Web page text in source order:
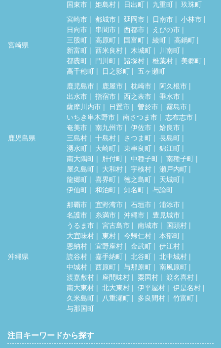
国東市
姫島村 日出町 九重町 玖珠町
宮崎県
宮崎市 都城市 延岡市 日南市
小林市
日向市
串間市 西都市
えびの市
三股町
高原町 国富町 綾町
高鍋町
新富町
西米良村 木城町
川南町
都農町
門川町 諸塚村 椎葉村
美郷町
高千穂町
日之影町 五ヶ瀬町
鹿児島県
鹿児島市 鹿屋市 枕崎市
阿久根市
出水市
指宿市 西之表市
垂水市
薩摩川内市
日置市 曽於市
霧島市
いちき串木野市
南さつま市
志布志市
奄美市
南九州市 伊佐市
姶良市
三島村
十島村 さつま町
長島町
湧水町
大崎町 東串良町
錦江町
南大隅町
肝付町 中種子町
南種子町
屋久島町
大和村 宇検村
瀬戸内町
龍郷町
喜界町 徳之島町
天城町
伊仙町
和泊町 知名町 与論町
沖縄県
那覇市 宜野湾市 石垣市
浦添市
名護市
糸満市 沖縄市
豊見城市
うるま市
宮古島市 南城市
国頭村
大宜味村
東村 今帰仁村
本部町
恩納村
宜野座村 金武町
伊江村
読谷村
嘉手納町 北谷町
北中城村
中城村
西原町 与那原町
南風原町
渡嘉敷村
座間味村 粟国村
渡名喜村
南大東村
北大東村 伊平屋村
伊是名村
久米島町
八重瀬町 多良間村
竹富町
与那国町
注目キーワードから探す